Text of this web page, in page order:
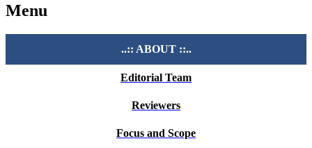
Menu
..:: ABOUT ::..
Editorial Team
Reviewers
Focus and Scope